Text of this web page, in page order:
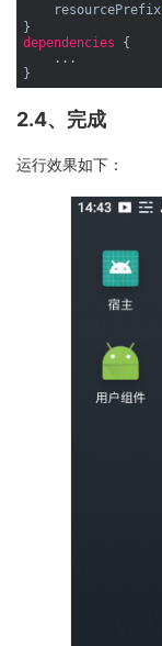
    resourcePrefix
dependencies {
    ...
2.4、完成
运行效果如下：